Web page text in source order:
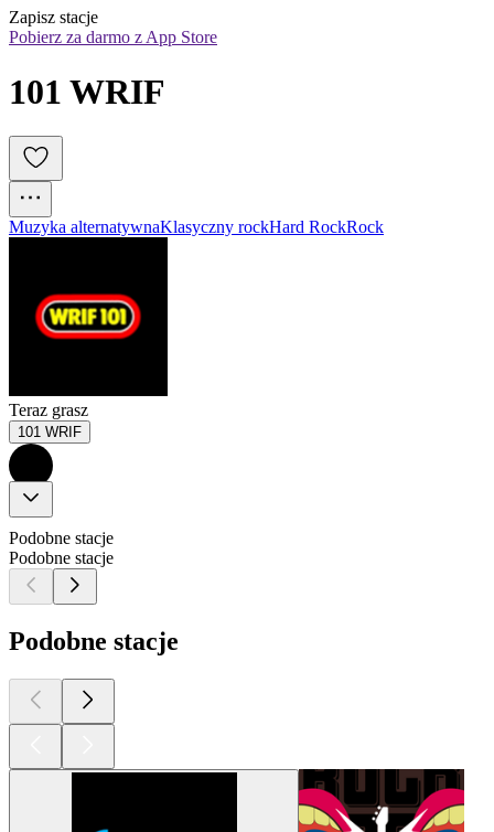
Zapisz stacje
Pobierz za darmo z App Store
101 WRIF
Muzyka alternatywnaKlasyczny rockHard RockRock
Teraz grasz
101 WRIF
Podobne stacje
Podobne stacje
Podobne stacje